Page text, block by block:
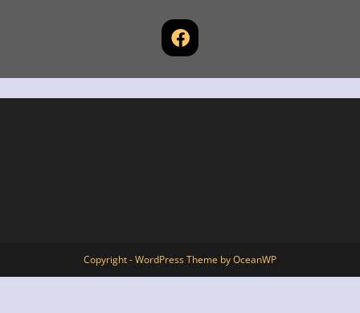
Copyright - WordPress Theme by OceanWP